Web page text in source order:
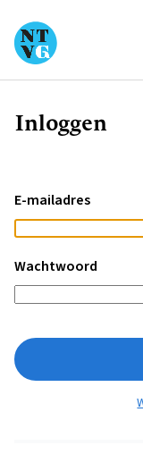
Kruimelpad
Inloggen
E-mailadres
Wachtwoord